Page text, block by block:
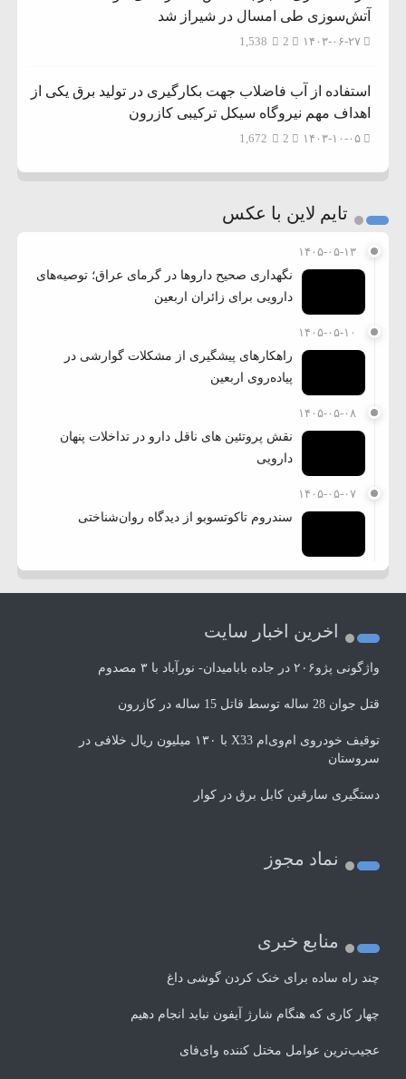
آتش‌سوزی طی امسال در شیراز شد
۱۴۰۳-۰۶-۲۷ 1,538
استفاده از آب فاضلاب جهت بکارگیری در تولید برق یکی از
اهداف مهم نیروگاه سیکل ترکیبی کازرون
۱۴۰۳-۱۰-۰۵ 1,672
تایم لاین با عکس
۱۴۰۵-۰۵-۱۳
نگهداری صحیح داروها در گرمای عراق؛ توصیه‌های
دارویی برای زائران اربعین
۱۴۰۵-۰۵-۱۰
راهکارهای پیشگیری از مشکلات گوارشی در
پیاده‌روی اربعین
۱۴۰۵-۰۵-۰۸
نقش پروتئین های ناقل دارو در تداخلات پنهان
دارویی
۱۴۰۵-۰۵-۰۷
سندروم تاکوتسوبو از دیدگاه روان‌شناختی
اخرین اخبار سایت
واژگونی پژو۲۰۶ در جاده بابامیدان- نورآباد با ۳ مصدوم
قتل جوان 28 ساله توسط قاتل 15 ساله در کازرون
توقیف خودروی ام‌وی‌ام X33 با ۱۳۰ میلیون ریال خلافی در
سروستان
دستگیری سارقین کابل برق در کوار
نماد مجوز
منابع خبری
چند راه‌ ساده برای خنک کردن گوشی داغ
چهار کاری که هنگام شارژ آیفون نباید انجام دهیم
عجیب‌ترین عوامل مختل کننده وای‌فای